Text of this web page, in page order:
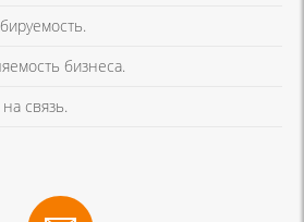
бизнеса.
связь.